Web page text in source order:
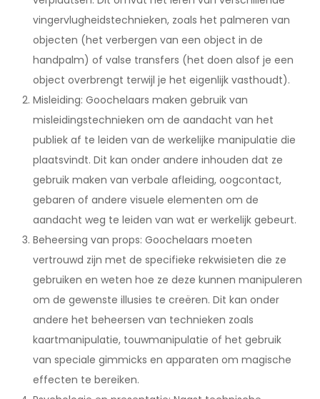
vingervlugheidstechnieken, zoals het palmeren van
objecten (het verbergen van een object in de
handpalm) of valse transfers (het doen alsof je een
object overbrengt terwijl je het eigenlijk vasthoudt).
Misleiding: Goochelaars maken gebruik van
misleidingstechnieken om de aandacht van het
publiek af te leiden van de werkelijke manipulatie die
plaatsvindt. Dit kan onder andere inhouden dat ze
gebruik maken van verbale afleiding, oogcontact,
gebaren of andere visuele elementen om de
aandacht weg te leiden van wat er werkelijk gebeurt.
Beheersing van props: Goochelaars moeten
vertrouwd zijn met de specifieke rekwisieten die ze
gebruiken en weten hoe ze deze kunnen manipuleren
om de gewenste illusies te creëren. Dit kan onder
andere het beheersen van technieken zoals
kaartmanipulatie, touwmanipulatie of het gebruik
van speciale gimmicks en apparaten om magische
effecten te bereiken.